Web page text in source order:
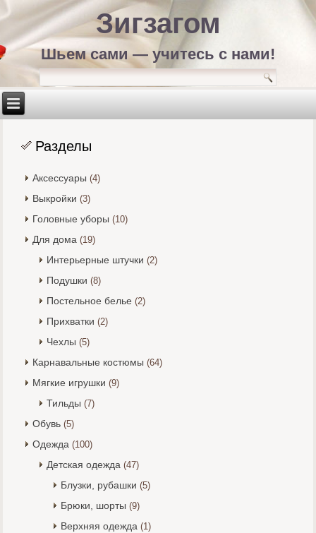
Зигзагом
Шьем сами — учитесь с нами!
Разделы
Аксессуары (4)
Выкройки (3)
Головные уборы (10)
Для дома (19)
Интерьерные штучки (2)
Подушки (8)
Постельное белье (2)
Прихватки (2)
Чехлы (5)
Карнавальные костюмы (64)
Мягкие игрушки (9)
Тильды (7)
Обувь (5)
Одежда (100)
Детская одежда (47)
Блузки, рубашки (5)
Брюки, шорты (9)
Верхняя одежда (1)